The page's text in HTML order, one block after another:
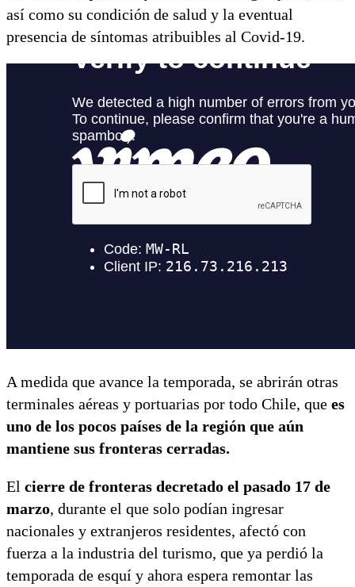
así como su condición de salud y la eventual
presencia de síntomas atribuibles al Covid-19.
A medida que avance la temporada, se abrirán otras
terminales aéreas y portuarias por todo Chile, que es
uno de los pocos países de la región que aún
mantiene sus fronteras cerradas.
El cierre de fronteras decretado el pasado 17 de
marzo, durante el que solo podían ingresar
nacionales y extranjeros residentes, afectó con
fuerza a la industria del turismo, que ya perdió la
temporada de esquí y ahora espera remontar las